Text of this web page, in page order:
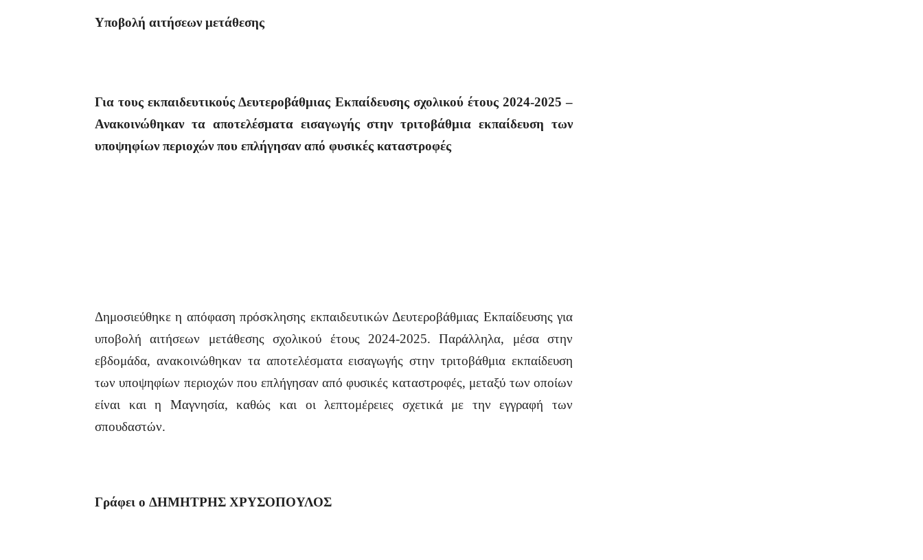
Υποβολή αιτήσεων μετάθεσης
Για τους εκπαιδευτικούς Δευτεροβάθμιας Εκπαίδευσης σχολικού έτους 2024-2025 –
Ανακοινώθηκαν τα αποτελέσματα εισαγωγής στην τριτοβάθμια εκπαίδευση των
υποψηφίων περιοχών που επλήγησαν από φυσικές καταστροφές
Δημοσιεύθηκε η απόφαση πρόσκλησης εκπαιδευτικών Δευτεροβάθμιας Εκπαίδευσης για
υποβολή αιτήσεων μετάθεσης σχολικού έτους 2024-2025. Παράλληλα, μέσα στην
εβδομάδα, ανακοινώθηκαν τα αποτελέσματα εισαγωγής στην τριτοβάθμια εκπαίδευση
των υποψηφίων περιοχών που επλήγησαν από φυσικές καταστροφές, μεταξύ των οποίων
είναι και η Μαγνησία, καθώς και οι λεπτομέρειες σχετικά με την εγγραφή των
σπουδαστών.
Γράφει ο ΔΗΜΗΤΡΗΣ ΧΡΥΣΟΠΟΥΛΟΣ